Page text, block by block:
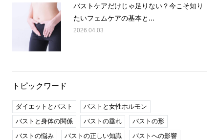
バストケアだけじゃ足りない？今こそ知り
たいフェムケアの基本と...
2026.04.03
トピックワード
ダイエットとバスト
バストと女性ホルモン
バストと身体の関係
バストの垂れ
バストの形
バストの悩み
バストの正しい知識
バストへの影響